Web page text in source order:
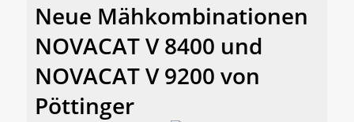
Neue Mähkombinationen
NOVACAT V 8400 und
NOVACAT V 9200 von
Pöttinger